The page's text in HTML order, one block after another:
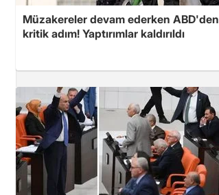
Müzakereler devam ederken ABD'den
kritik adım! Yaptırımlar kaldırıldı